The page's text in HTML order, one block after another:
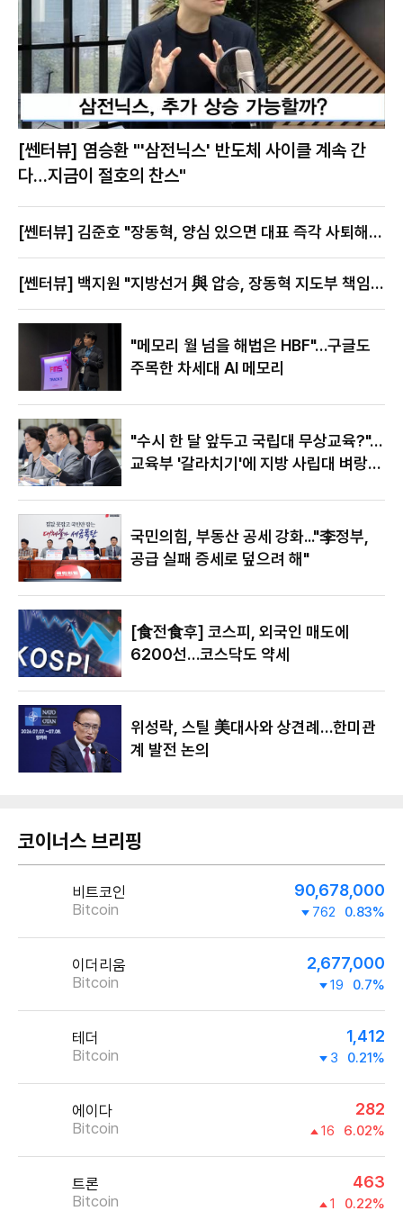
[쎈터뷰] 염승환 "'삼전닉스' 반도체 사이클 계속 간
다…지금이 절호의 찬스"
[쎈터뷰] 김준호 "장동혁, 양심 있으면 대표 즉각 사퇴해
야"
[쎈터뷰] 백지원 "지방선거 與 압승, 장동혁 지도부 책임
"메모리 월 넘을 해법은 HBF"…구글도
주목한 차세대 AI 메모리
"수시 한 달 앞두고 국립대 무상교육?"…
교육부 '갈라치기'에 지방 사립대 벼랑
국민의힘, 부동산 공세 강화..."李정부,
공급 실패 증세로 덮으려 해"
[食전食후] 코스피, 외국인 매도에
6200선…코스닥도 약세
위성락, 스틸 美대사와 상견례…한미관
계 발전 논의
코이너스 브리핑
비트코인
Bitcoin
90,678,000
762 0.83%
이더리움
Bitcoin
2,677,000
19 0.7%
테더
Bitcoin
1,412
3 0.21%
에이다
Bitcoin
282
16 6.02%
트론
Bitcoin
463
1 0.22%